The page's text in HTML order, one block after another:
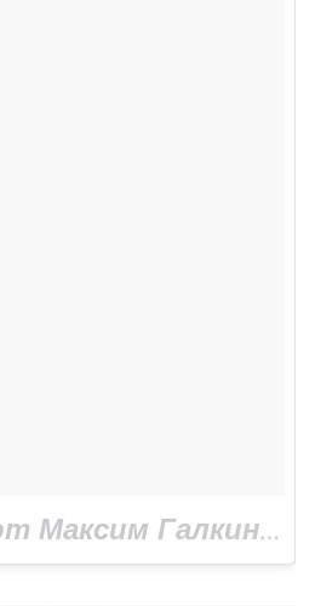
Публикация от Максим Галкин (@maxgalkinru)